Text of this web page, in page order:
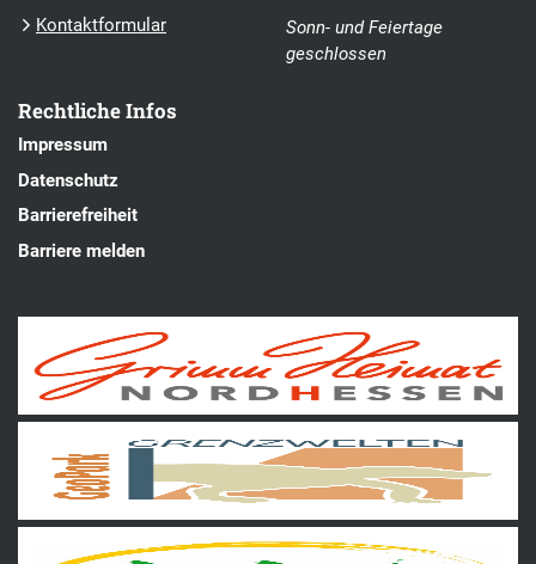
Kontaktformular
Sonn- und Feiertage
geschlossen
Rechtliche Infos
Impressum
Datenschutz
Barrierefreiheit
Barriere melden